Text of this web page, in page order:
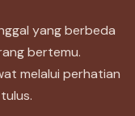
yang berbeda
bertemu.
melalui perhatian